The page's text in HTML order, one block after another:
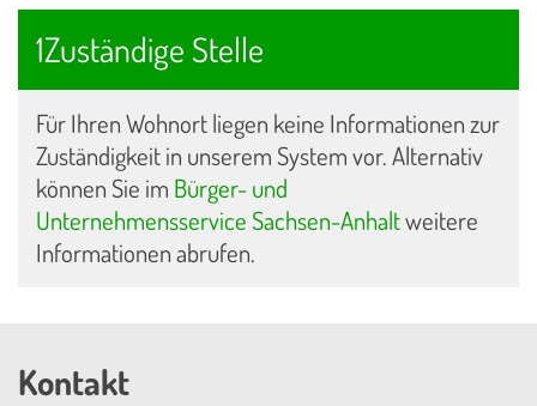
1Zuständige Stelle
Für Ihren Wohnort liegen keine Informationen zur
Zuständigkeit in unserem System vor. Alternativ
können Sie im Bürger- und
Unternehmensservice Sachsen-Anhaltweitere
Informationen abrufen.
Kontakt